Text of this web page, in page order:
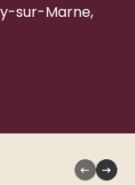
sur-Marne,